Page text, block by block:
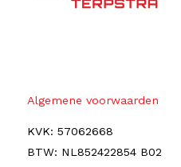
Algemene voorwaarden
KVK: 57062668
BTW: NL852422854 B02